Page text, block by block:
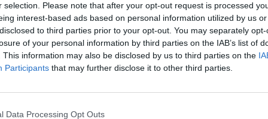
selection. Please note that after your opt-out request is processed
interest-based ads based on personal information utilized by us
to third parties prior to your opt-out. You may separately
of your personal information by third parties on the IAB’s list of
This information may also be disclosed by us to third parties on the
Participants that may further disclose it to other third parties.
Data Processing Opt Outs
vuonna 1995 Ruotsin Tukholmassa. Finaali
kukas muukaan, kun rakas
löylytykseen 4-1. Ottelussa, jossa Suomen piti olla
vastaan.